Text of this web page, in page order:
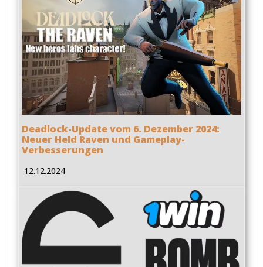
Deadlock-Update vom 6. Dezember 2024:
Neuer Held Raven und Gameplay-
Verbesserungen
12.12.2024